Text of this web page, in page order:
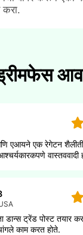
करा.
ड्रीमफेस
एआयने एक रेगेटन
वास्तववादी
डान्स ट्रेंड पोस्ट तयार
काम करत होते.